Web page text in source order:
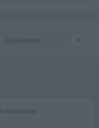
Seguidores 0
0 miembros